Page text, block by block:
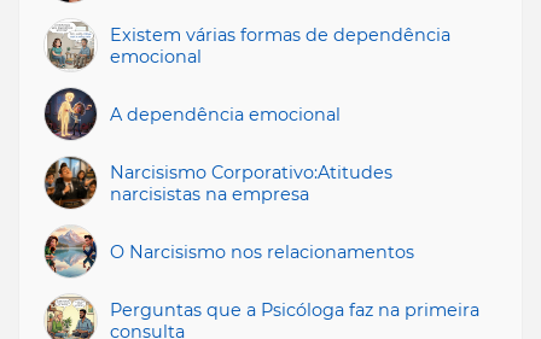
Existem várias formas de dependência
emocional
A dependência emocional
Narcisismo Corporativo:Atitudes
narcisistas na empresa
O Narcisismo nos relacionamentos
Perguntas que a Psicóloga faz na primeira
consulta